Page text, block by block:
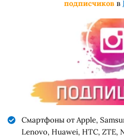
подписчиков в
Смартфоны от Apple,
Lenovo, Huawei, HTC, ZTE,